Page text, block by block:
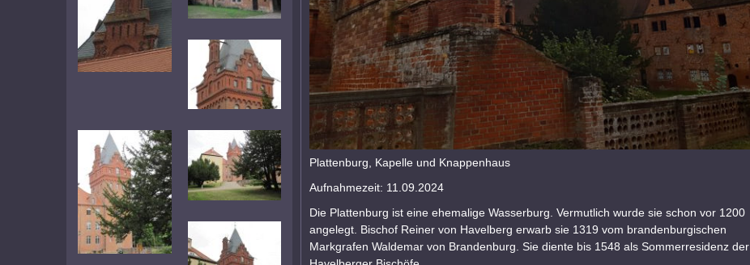
Plattenburg, Kapelle und Knappenhaus
Aufnahmezeit: 11.09.2024
Die Plattenburg ist eine ehemalige Wasserburg. Vermutlich wurde sie schon vor 1200
angelegt. Bischof Reiner von Havelberg erwarb sie 1319 vom brandenburgischen
Markgrafen Waldemar von Brandenburg. Sie diente bis 1548 als Sommerresidenz der